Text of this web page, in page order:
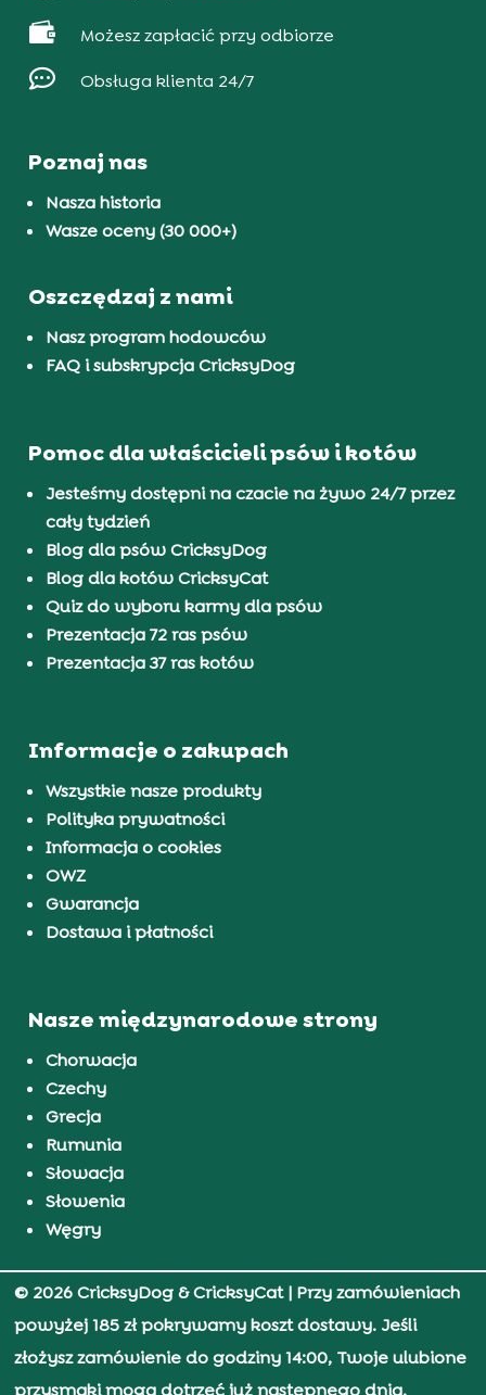
 Możesz zapłacić przy odbiorze
 Obsługa klienta 24/7
Poznaj nas
Nasza historia
Wasze oceny (30 000+)
Oszczędzaj z nami
Nasz program hodowców
FAQ i subskrypcja CricksyDog
Pomoc dla właścicieli psów i kotów
Jesteśmy dostępni na czacie na żywo 24/7 przez
cały tydzień
Blog dla psów CricksyDog
Blog dla kotów CricksyCat
Quiz do wyboru karmy dla psów
Prezentacja 72 ras psów
Prezentacja 37 ras kotów
Informacje o zakupach
Wszystkie nasze produkty
Polityka prywatności
Informacja o cookies
OWZ
Gwarancja
Dostawa i płatności
Nasze międzynarodowe strony
Chorwacja
Czechy
Grecja
Rumunia
Słowacja
Słowenia
Węgry
© 2026 CricksyDog & CricksyCat| Przy zamówieniach
powyżej 185 zł pokrywamy koszt dostawy. Jeśli
złożysz zamówienie do godziny 14:00, Twoje ulubione
przysmaki mogą dotrzeć już następnego dnia.